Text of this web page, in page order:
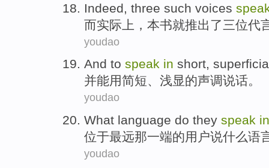
Indeed three such voices
而实际上 ，本书就推出了三位代
youdao
And to speak in short,
并能用简短、 浅显的声调说话。
youdao
What language do they speak in
位于最远那一端的用户说什么语
youdao